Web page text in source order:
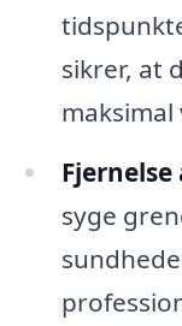
sikrer, at
syge